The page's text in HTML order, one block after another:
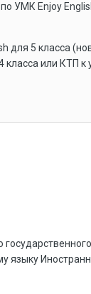
УМК Enjoy
5 класса
или КТП к